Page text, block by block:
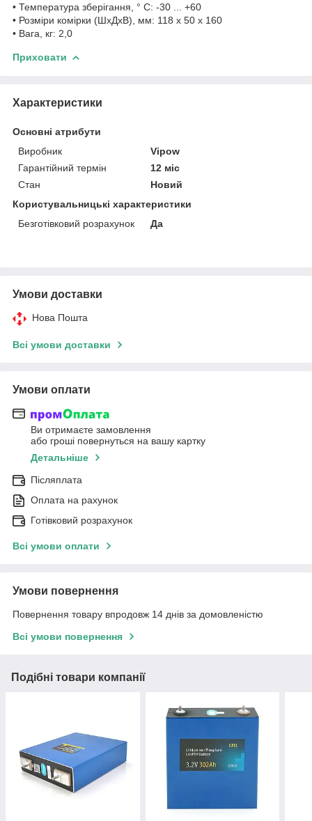
• Температура зберігання, ° С: -30 ... +60
• Розміри комірки (ШхДхВ), мм: 118 х 50 х 160
• Вага, кг: 2,0
Приховати
Характеристики
Основні атрибути
Виробник
Vipow
Гарантійний термін
12 міс
Стан
Новий
Користувальницькі характеристики
Безготівковий розрахунок
Да
Умови доставки
Нова Пошта
Всі умови доставки
Умови оплати
Ви отримаєте замовлення
або гроші повернуться на вашу картку
Детальніше
Післяплата
Оплата на рахунок
Готівковий розрахунок
Всі умови оплати
Умови повернення
Повернення товару впродовж 14 днів за домовленістю
Всі умови повернення
Подібні товари компанії